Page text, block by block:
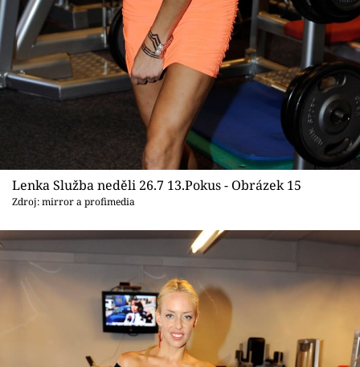
Lenka Služba neděli 26.7 13.Pokus - Obrázek 15
Zdroj: mirror a profimedia